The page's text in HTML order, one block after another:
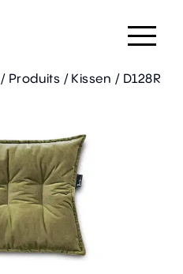
/ Produits / Kissen / D128R